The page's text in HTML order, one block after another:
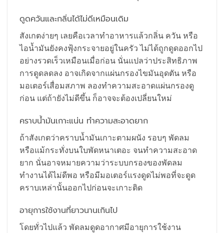
ดูดควันและกลิ่นได้ไม่ดีเหมือนเดิม
สังเกตง่ายๆ เลยคือเวลาทำอาหารแล้วกลิ่น ควัน หรือ
ไอน้ำมันยังคงฟุ้งกระจายอยู่ในครัว ไม่ได้ถูกดูดออกไป
อย่างรวดเร็วเหมือนเมื่อก่อน นั่นแปลว่าประสิทธิภาพ
การดูดลดลง อาจเกิดจากแผ่นกรองไขมันอุดตัน หรือ
มอเตอร์เสื่อมสภาพ ลองทำความสะอาดแผ่นกรองดู
ก่อน แต่ถ้ายังไม่ดีขึ้น ก็อาจจะต้องเปลี่ยนใหม่
คราบน้ำมันเกาะแน่น ทำความสะอาดยาก
ถ้าสังเกตว่าคราบน้ำมันเกาะตามผนัง รอบๆ พัดลม
หรือแม้กระทั่งบนใบพัดหนาเตอะ จนทำความสะอาด
ยาก นั่นอาจหมายความว่าระบบกรองของพัดลม
ทำงานได้ไม่ดีพอ หรือมีมอเตอร์แรงดูดไม่พอที่จะดูด
คราบเหล่านั้นออกไปก่อนจะเกาะติด
อายุการใช้งานที่ยาวนานเกินไป
โดยทั่วไปแล้ว พัดลมดูดอากาศมีอายุการใช้งาน